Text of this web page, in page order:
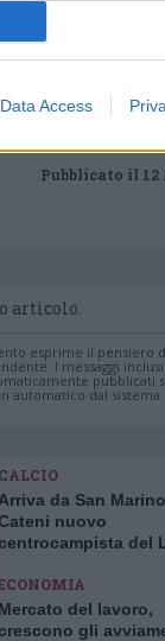
Data Access
nostro territorio e
in modo puntuale.
Pubblicato il 12
articolo.
esprime il pensiero
I messaggi
pubblicati
automatico dal sistema.
CALCIO
Arriva da San
nuovo
del
Mercato del lavoro,
gli